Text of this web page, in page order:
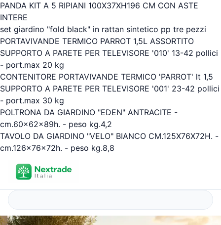
PANDA KIT A 5 RIPIANI 100X37XH196 CM CON ASTE
INTERE
set giardino "fold black" in rattan sintetico pp tre pezzi
PORTAVIVANDE TERMICO PARROT 1,5L ASSORTITO
SUPPORTO A PARETE PER TELEVISORE '010' 13-42 pollici
- port.max 20 kg
CONTENITORE PORTAVIVANDE TERMICO 'PARROT' lt 1,5
SUPPORTO A PARETE PER TELEVISORE '001' 23-42 pollici
- port.max 30 kg
POLTRONA DA GIARDINO "EDEN" ANTRACITE -
cm.60x62x89h. - peso kg.4,2
TAVOLO DA GIARDINO "VELO" BIANCO CM.125X76X72H. -
cm.126x76x72h. - peso kg.8,8